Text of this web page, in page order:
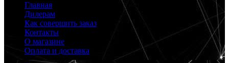
Главная
Дилерам
Как совершить заказ
Контакты
О магазине
Оплата и доставка